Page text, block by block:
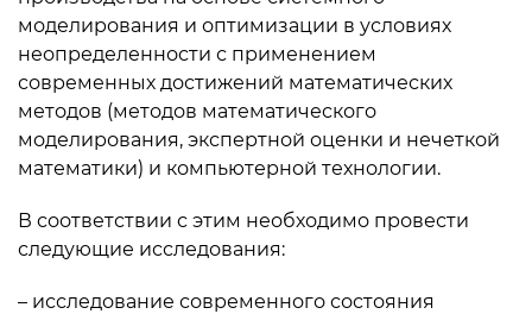
моделирования и оптимизации в условиях
неопределенности с применением
современных достижений математических
методов (методов математического
моделирования, экспертной оценки и нечеткой
математики) и компьютерной технологии.
В соответствии с этим необходимо провести
следующие исследования:
– исследование современного состояния